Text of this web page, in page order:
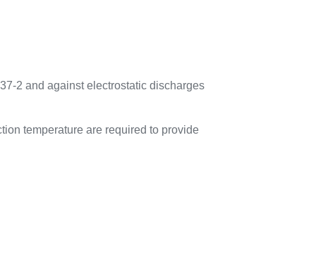
2 and against electrostatic discharges
temperature are required to provide